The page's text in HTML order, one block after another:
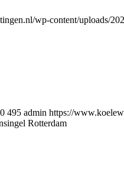
wp-content/uploads/
495 admin https://
Rotterdam